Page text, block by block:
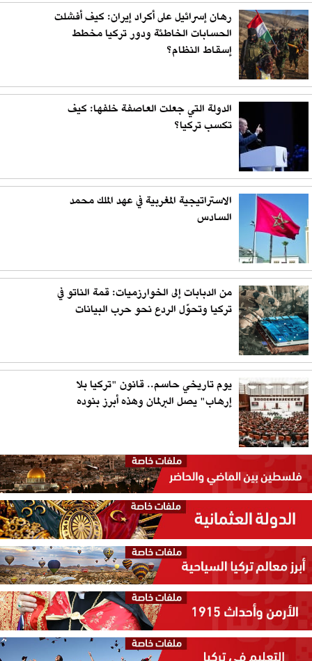
رهان إسرائيل على أكراد إيران: كيف أفشلت
الحسابات الخاطئة ودور تركيا مخطط
إسقاط النظام؟
الدولة التي جعلت العاصفة خلفها: كيف
تكسب تركيا؟
الاستراتيجية المغربية في عهد الملك محمد
السادس
من الدبابات إلى الخوارزميات: قمة الناتو في
تركيا وتحوّل الردع نحو حرب البيانات
يوم تاريخي حاسم.. قانون "تركيا بلا
إرهاب" يصل البرلمان وهذه أبرز بنوده